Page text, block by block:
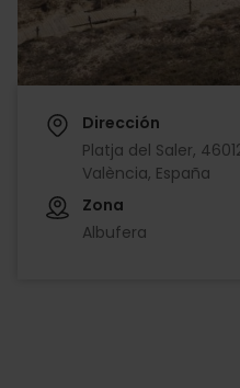
Dirección
Platja del Saler,
València, España
Zona
Albufera